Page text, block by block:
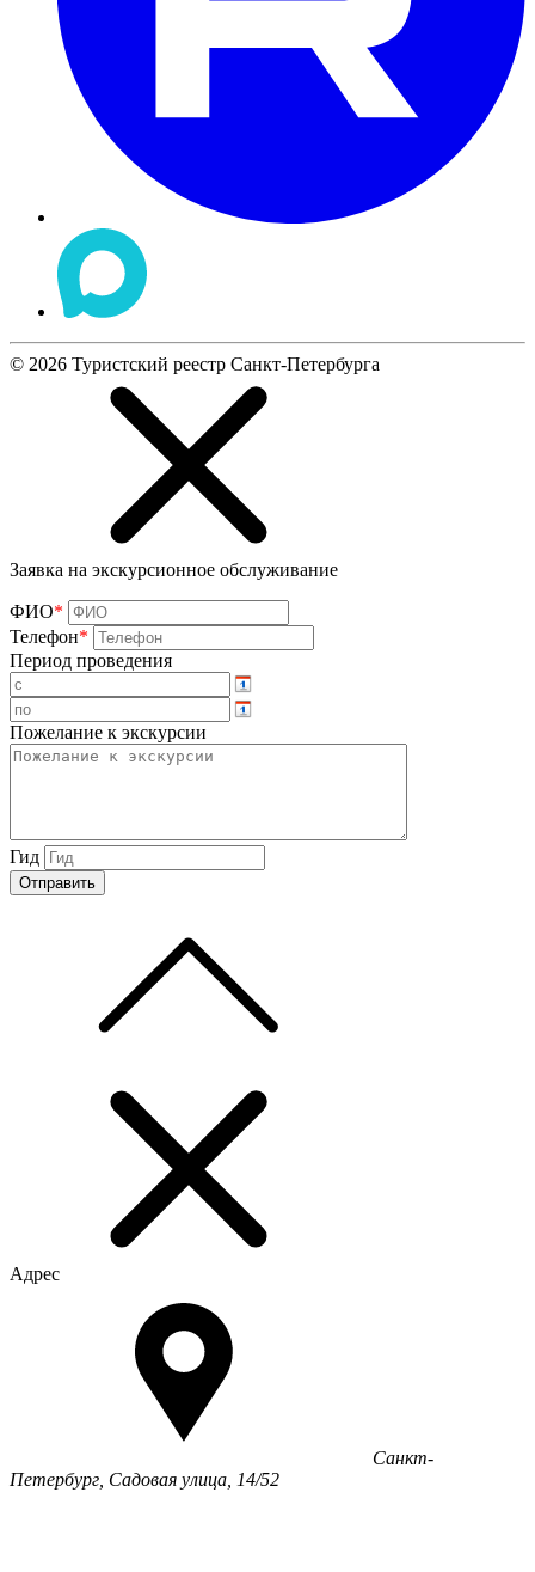
© 2026 Туристский реестр Санкт-Петербурга
Заявка на экскурсионное обслуживание
ФИО*
Телефон*
Период проведения
Пожелание к экскурсии
Гид
Адрес
Санкт-
Петербург, Садовая улица, 14/52